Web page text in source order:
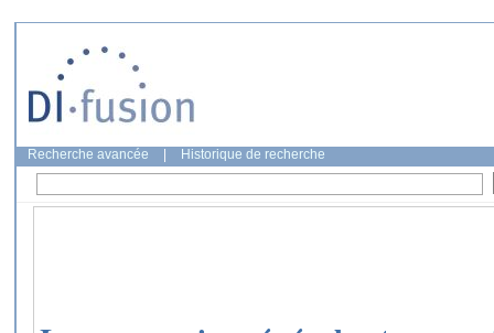
Recherche avancée Historique de recherche